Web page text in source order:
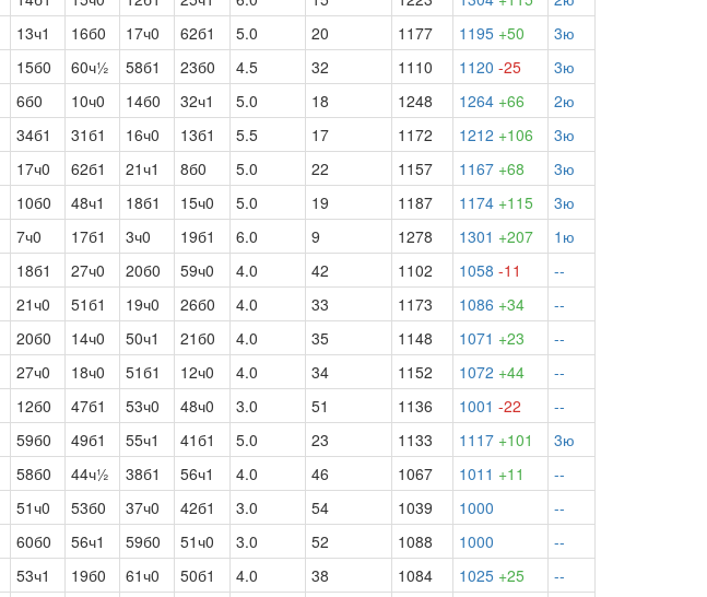
13ч1 16б0 17ч0 62б1 5.0 20 1177 1195 +50
3ю
15б0 60ч½ 58б1 23б0 4.5 32 1110 1120 -25
3ю
6б0 10ч0 14б0 32ч1 5.0 18 1248 1264 +66
2ю
34б1 31б1 16ч0 13б1 5.5 17 1172 1212 +106
3ю
17ч0 62б1 21ч1 8б0 5.0 22 1157 1167 +68
3ю
10б0 48ч1 18б1 15ч0 5.0 19 1187 1174 +115
3ю
7ч0 17б1 3ч0 19б1 6.0 9 1278 1301 +207
1ю
18б1 27ч0 20б0 59ч0 4.0 42 1102 1058 -11
--
21ч0 51б1 19ч0 26б0 4.0 33 1173 1086 +34
--
20б0 14ч0 50ч1 21б0 4.0 35 1148 1071 +23
--
27ч0 18ч0 51б1 12ч0 4.0 34 1152 1072 +44
--
12б0 47б1 53ч0 48ч0 3.0 51 1136 1001 -22
--
59б0 49б1 55ч1 41б1 5.0 23 1133 1117 +101
3ю
58б0 44ч½ 38б1 56ч1 4.0 46 1067 1011 +11
--
51ч0 53б0 37ч0 42б1 3.0 54 1039 1000
--
60б0 56ч1 59б0 51ч0 3.0 52 1088 1000
--
53ч1 19б0 61ч0 50б1 4.0 38 1084 1025 +25
--